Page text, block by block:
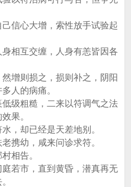
信心大增，索性放手试验起
相互交缠，人身有恙皆因各
增则损之，损则补之，阴阳
人的病痛。
级粗糙，二来以符调气之法
果。
却已经是天差地别。
幼，咸来问诊求符。
相告。
若市，直到黄昏，潜真再无